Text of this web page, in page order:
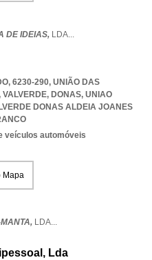
DE IDEIAS, LDA...
6230-290, UNIÃO DAS
VALVERDE, DONAS, UNIAO
DONAS ALDEIA JOANES
veículos automóveis
Mapa
LDA...
Lda